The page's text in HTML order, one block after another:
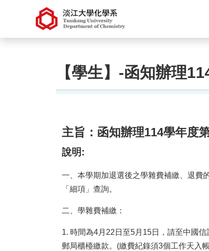
【學生】-函知辦理
主旨：函知辦理114學年度
說明:
一、本學期加退選後之學雜費補繳、退費
「細項」查詢。
二、學雜費補繳：
1. 時間為4月22日至5月15日，請至中國信
郵局櫃檯繳款。(繳費紀錄須3個工作天入